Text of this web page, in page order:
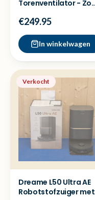
Torenventilator - Zo
€249.95
In winkelwagen
Verkocht
Dreame L50 Ultra AE
Robotstofzuiger met